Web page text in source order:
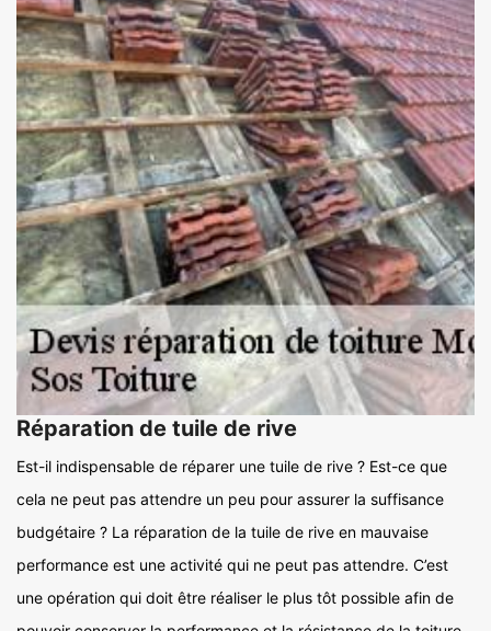
Réparation de tuile de rive
Est-il indispensable de réparer une tuile de rive ? Est-ce que
cela ne peut pas attendre un peu pour assurer la suffisance
budgétaire ? La réparation de la tuile de rive en mauvaise
performance est une activité qui ne peut pas attendre. C’est
une opération qui doit être réaliser le plus tôt possible afin de